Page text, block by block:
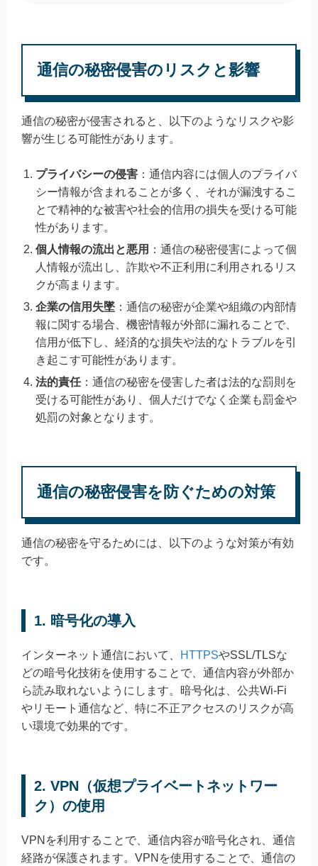
通信の秘密侵害のリスクと影響
通信の秘密が侵害されると、以下のようなリスクや影
響が生じる可能性があります。
プライバシーの侵害 ：通信内容には個人のプライバ
シー情報が含まれることが多く、それが漏洩するこ
とで精神的な被害や社会的信用の損失を受ける可能
性があります。
個人情報の流出と悪用 ：通信の秘密侵害によって個
人情報が流出し、詐欺や不正利用に利用されるリス
クが高まります。
企業の信用失墜 ：通信の秘密が企業や組織の内部情
報に関する場合、機密情報が外部に漏れることで、
信用が低下し、経済的な損失や法的なトラブルを引
き起こす可能性があります。
法的責任：通信の秘密を侵害した者は法的な罰則を
受ける可能性があり、個人だけでなく企業も罰金や
処罰の対象となります。
通信の秘密侵害を防ぐための対策
通信の秘密を守るためには、以下のような対策が有効
です。
1. 暗号化の導入
インターネット通信において、 HTTPSやSSL/TLSな
どの暗号化技術を使用することで、通信内容が外部か
ら読み取れないようにします。暗号化は、公共Wi-Fi
やリモート通信など、特に不正アクセスのリスクが高
い環境で効果的です。
2. VPN（仮想プライベートネットワー
ク）の使用
VPNを利用することで、通信内容が暗号化され、通信
経路が保護されます。VPNを使用することで、通信の